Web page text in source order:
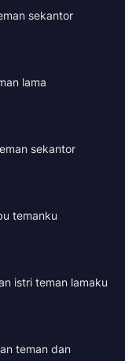
sekantor
lama
sekantor
temanku
istri teman lamaku
teman dan